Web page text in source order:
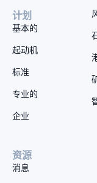
计划
基本的
起动机
标准
专业的
企业
资源
消息